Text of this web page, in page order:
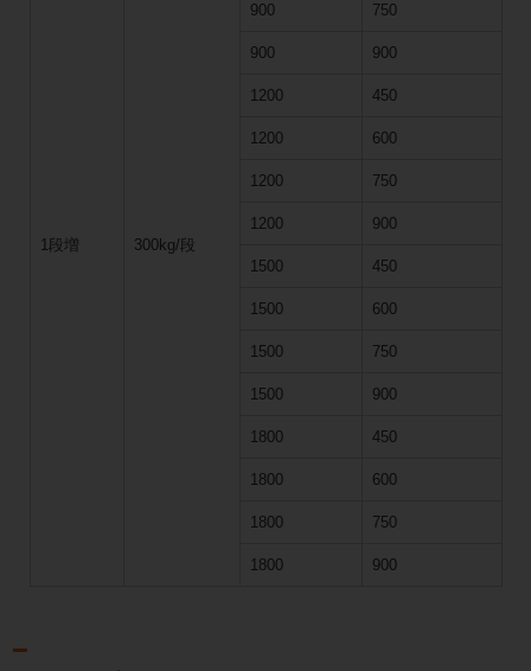
1段増 300kg/段
900 750
900 900
1200 450
1200 600
1200 750
1200 900
1500 450
1500 600
1500 750
1500 900
1800 450
1800 600
1800 750
1800 900